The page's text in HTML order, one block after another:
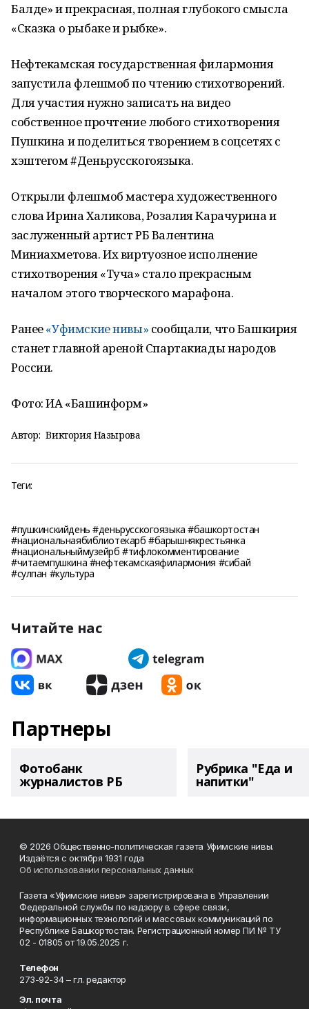
Балде» и прекрасная, полная глубокого смысла
«Сказка о рыбаке и рыбке».
Нефтекамская государственная филармония
запустила флешмоб по чтению стихотворений.
Для участия нужно записать на видео
собственное прочтение любого стихотворения
Пушкина и поделиться творением в соцсетях с
хэштегом #Деньрусскогоязыка.
Открыли флешмоб мастера художественного
слова Ирина Халикова, Розалия Карачурина и
заслуженный артист РБ Валентина
Миниахметова. Их виртуозное исполнение
стихотворения «Туча» стало прекрасным
началом этого творческого марафона.
Ранее«Уфимские нивы» сообщали, что Башкирия
станет главной ареной Спартакиады народов
России.
Фото: ИА «Башинформ»
Автор: Виктория Назырова
Теги:
#пушкинскийдень #деньрусскогоязыка #башкортостан
#национальнаябиблиотекарб #барышнякрестьянка
#национальныймузейрб #тифлокомментирование
#читаемпушкина #нефтекамскаяфилармония #сибай
#сулпан #культура
Читайте нас
Партнеры
Фотобанк
журналистов РБ
Рубрика "Еда и
напитки"
© 2026 Общественно-политическая газета Уфимские нивы.
Издаётся с октября 1931 года
Об использовании персональных данных
Газета «Уфимские нивы» зарегистрирована в Управлении
Федеральной службы по надзору в сфере связи,
информационных технологий и массовых коммуникаций по
Республике Башкортостан. Регистрационный номер ПИ № ТУ
02 - 01805 от 19.05.2025 г.
Телефон
273-92-34 – гл. редактор
Эл. почта